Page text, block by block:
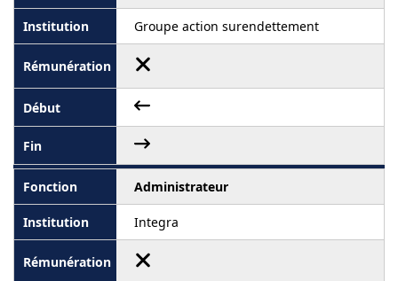
Groupe action surendettement
Administrateur
Integra